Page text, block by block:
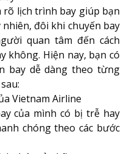
rõ lịch trình bay giúp bạn
đôi khi chuyến bay
quan tâm đến cách
không. Hiện nay, bạn có
bay dễ dàng theo từng
Vietnam Airline
của mình có bị trễ hay
chóng theo các bước